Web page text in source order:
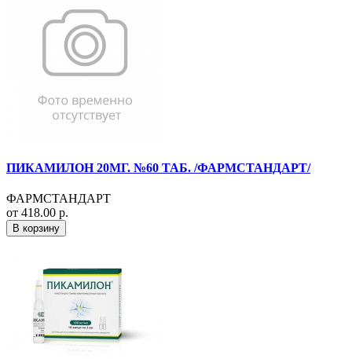
ПИКАМИЛОН 20МГ. №60 ТАБ. /ФАРМСТАНДАРТ/
ФАРМСТАНДАРТ
от 418.00 р.
В корзину